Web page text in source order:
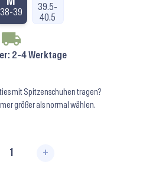
38-39
39.5-
40.5
: 2-4 Werktage
mit Spitzenschuhen tragen?
größer als normal wählen.
+